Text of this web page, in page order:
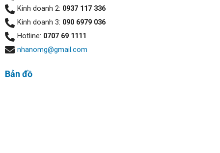
Kinh doanh 2: 0937 117 336
Kinh doanh 3: 090 6979 036
Hotline: 0707 69 1111
nhanomg@gmail.com
Bản đồ